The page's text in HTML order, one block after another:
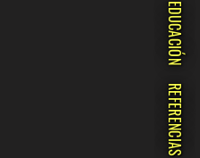
EDUCACIÓN
REFERENCIAS